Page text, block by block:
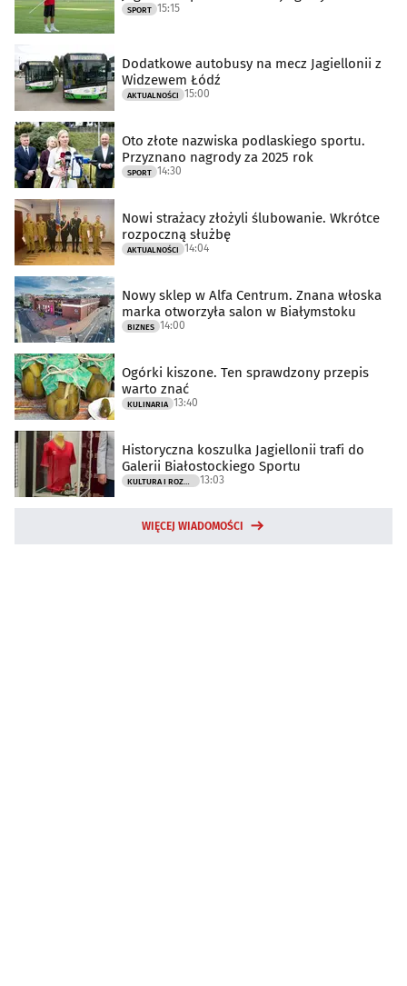
SPORT 15:15
Dodatkowe autobusy na mecz Jagiellonii z
Widzewem Łódź
AKTUALNOŚCI 15:00
Oto złote nazwiska podlaskiego sportu.
Przyznano nagrody za 2025 rok
SPORT 14:30
Nowi strażacy złożyli ślubowanie. Wkrótce
rozpoczną służbę
AKTUALNOŚCI 14:04
Nowy sklep w Alfa Centrum. Znana włoska
marka otworzyła salon w Białymstoku
BIZNES 14:00
Ogórki kiszone. Ten sprawdzony przepis
warto znać
KULINARIA 13:40
Historyczna koszulka Jagiellonii trafi do
Galerii Białostockiego Sportu
13:03
WIĘCEJ WIADOMOŚCI